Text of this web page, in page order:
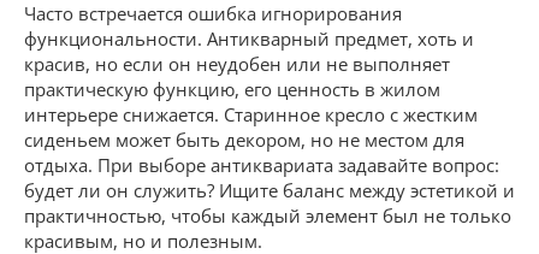
Часто встречается ошибка игнорирования
функциональности. Антикварный предмет, хоть и
красив, но если он неудобен или не выполняет
практическую функцию, его ценность в жилом
интерьере снижается. Старинное кресло с жестким
сиденьем может быть декором, но не местом для
отдыха. При выборе антиквариата задавайте вопрос:
будет ли он служить? Ищите баланс между эстетикой и
практичностью, чтобы каждый элемент был не только
красивым, но и полезным.